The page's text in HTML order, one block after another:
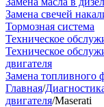
Замена свечей
Тормозная система
Техническое
Техническое
двигателя
Замена топливного
Главная/
двигателя/Maserati